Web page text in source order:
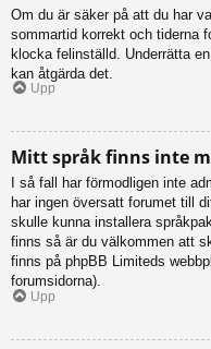
Om du är säker på att du har
sommartid korrekt och tiderna
klocka felinställd. Underrätta
kan åtgärda det.
Upp
Mitt språk finns inte
I så fall har förmodligen inte
har ingen översatt forumet till
skulle kunna installera
finns så är du välkommen att
finns på phpBB Limiteds
forumsidorna).
Upp